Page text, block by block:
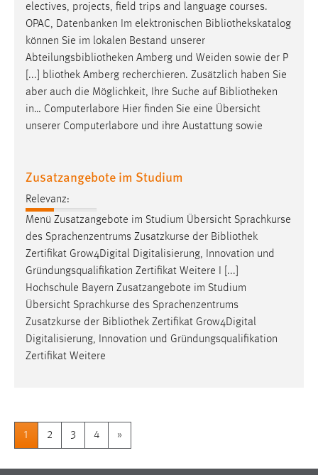
electives, projects, field trips and language courses.
OPAC, Datenbanken Im elektronischen Bibliothekskatalog
können Sie im lokalen Bestand unserer
Abteilungsbibliotheken Amberg und Weiden sowie der P
[...] bliothek Amberg recherchieren. Zusätzlich haben Sie
aber auch die Möglichkeit, Ihre Suche auf Bibliotheken
in… Computerlabore Hier finden Sie eine Übersicht
unserer Computerlabore und ihre Austattung sowie
Zusatzangebote im Studium
Relevanz:
Menü Zusatzangebote im Studium Übersicht Sprachkurse
des Sprachenzentrums Zusatzkurse der Bibliothek
Zertifikat Grow4Digital Digitalisierung, Innovation und
Gründungsqualifikation Zertifikat Weitere I [...]
Hochschule Bayern Zusatzangebote im Studium
Übersicht Sprachkurse des Sprachenzentrums
Zusatzkurse der Bibliothek Zertifikat Grow4Digital
Digitalisierung, Innovation und Gründungsqualifikation
Zertifikat Weitere
1 2 3 4 »